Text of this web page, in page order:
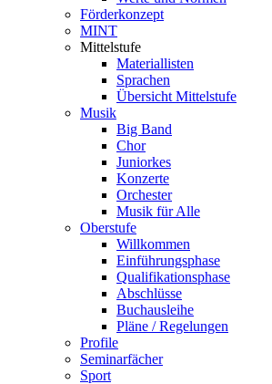
Förderkonzept
MINT
Mittelstufe
Materiallisten
Sprachen
Übersicht Mittelstufe
Musik
Big Band
Chor
Juniorkes
Konzerte
Orchester
Musik für Alle
Oberstufe
Willkommen
Einführungsphase
Qualifikationsphase
Abschlüsse
Buchausleihe
Pläne / Regelungen
Profile
Seminarfächer
Sport